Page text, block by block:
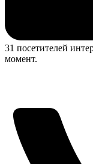
31 посетителей
момент.